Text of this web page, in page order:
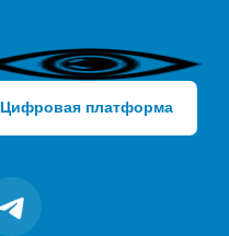
Цифровая платформа